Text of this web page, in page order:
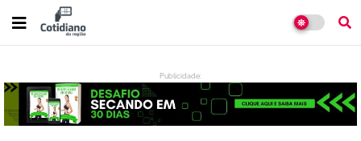
Publicidade:
: